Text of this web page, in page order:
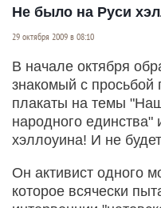
Не было на Руси
29 октября 2009 в 08:10
В начале октября
знакомый с просьбой
плакаты на темы
народного
хэллоуина! И не
Он активист одного
которое всячески